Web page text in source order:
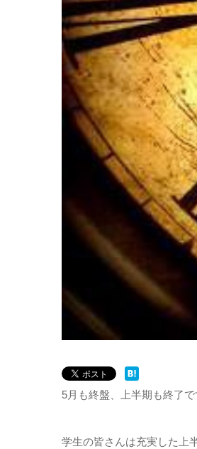
5月も終盤、上半期も終了で
学生の皆さんは充実した上